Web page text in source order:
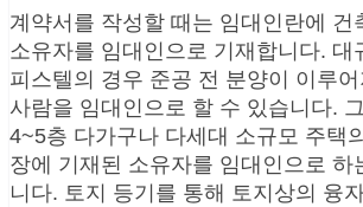
계약서를 작성할 때는 임대인란에 건
소유자를 임대인으로 기재합니다. 대
피스텔의 경우 준공 전 분양이 이루
사람을 임대인으로 할 수 있습니다.
4~5층 다가구나 다세대 소규모 주택
장에 기재된 소유자를 임대인으로 하
니다. 토지 등기를 통해 토지상의 융